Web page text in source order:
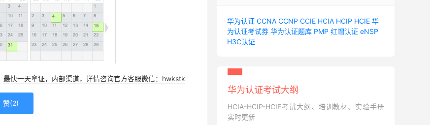
最快一天拿证，内部渠道，详情咨询官方客服微信：hwkstk
赞(2)
华为认证 CCNA CCNP CCIE HCIA HCIP HCIE 华
为认证考试券 华为认证题库 PMP 红帽认证 eNSP
H3C认证
华为认证考试大纲
HCIA-HCIP-HCIE考试大纲、培训教材、实验手册
实时更新